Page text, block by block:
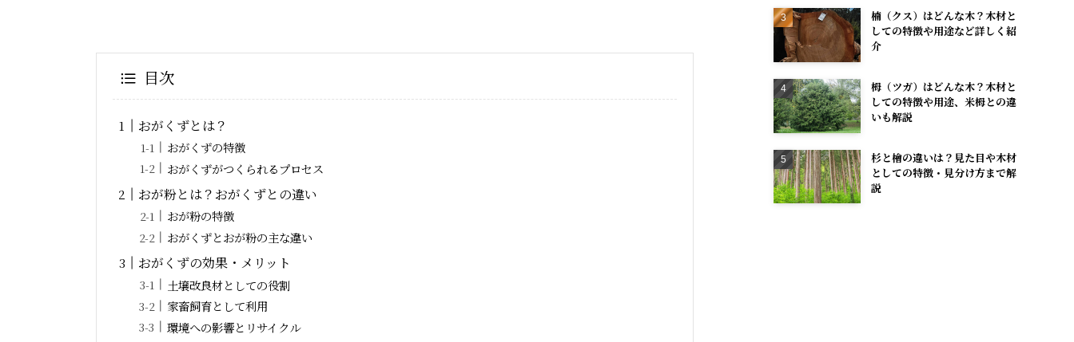
目次
おがくずとは？
おがくずの特徴
おがくずがつくられるプロセス
おが粉とは？おがくずとの違い
おが粉の特徴
おがくずとおが粉の主な違い
おがくずの効果・メリット
土壌改良材としての役割
家畜飼育として利用
環境への影響とリサイクル
楠（クス）はどんな木？木材と
しての特徴や用途など詳しく紹
介
栂（ツガ）はどんな木？木材と
しての特徴や用途、米栂との違
いも解説
杉と檜の違いは？見た目や木材
としての特徴・見分け方まで解
説